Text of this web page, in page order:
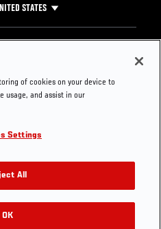
STATES
Press
of cookies on your device to
usage, and assist in our
Settings
All
OK